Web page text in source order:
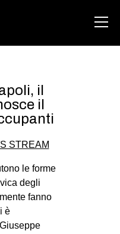
il
il
STREAM
le forme
degli
fanno
è